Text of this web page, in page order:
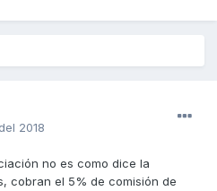
2018
no es como dice la
cobran el 5% de comisión de